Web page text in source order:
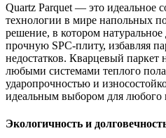
Quartz Parquet — это идеальное
технологии в мире напольных
решение, в котором натуральное
прочную SPC-плиту, избавляя
недостатков. Кварцевый паркет
любыми системами теплого
ударопрочностью и
идеальным выбором для любого
Экологичность и